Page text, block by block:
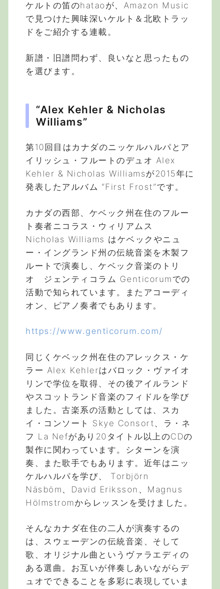
ケルトの笛のhataoが、Amazon Music
で見つけた興味深いケルト＆北欧トラッ
ドをご紹介する連載。
新譜・旧譜問わず、良いなと思ったもの
を選びます。
“Alex Kehler & Nicholas
Williams”
第10回目はカナダのニッケルハルパとア
イリッシュ・フルートのデュオ Alex
Kehler & Nicholas Williamsが2015年に
発表したアルバム “First Frost”です。
カナダの西部、ケベック州在住のフルー
ト奏者ニコラス・ウィリアムス
Nicholas Williams はケベックやニュ
ー・イングランド州の伝統音楽を木製フ
ルートで演奏し、ケベック音楽のトリ
オ ジェンティコラム Genticorumでの
活動で知られています。またアコーディ
オン、ピアノ奏者でもあります。
https://www.genticorum.com/
同じくケベック州在住のアレックス・ケ
ラー Alex Kehlerはバロック・ヴァイオ
リンで学位を取得、その後アイルランド
やスコットランド音楽のフィドルを学び
ました。古楽系の活動としては、スカ
イ・コンソート Skye Consort、ラ・ネ
フ La Nefがあり20タイトル以上のCDの
製作に関わっています。シターンを演
奏、また歌手でもあります。近年はニッ
ケルハルパを学び、 Torbjörn
Näsböm、David Eriksson、Magnus
Hölmstromからレッスンを受けました。
そんなカナダ在住の二人が演奏するの
は、スウェーデンの伝統音楽、そして
歌、オリジナル曲というヴァラエディの
ある選曲。お互いが伴奏しあいながらデ
ュオでできることを多彩に表現していま